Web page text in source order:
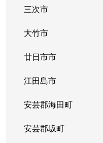
三次市
大竹市
廿日市市
江田島市
安芸郡海田町
安芸郡坂町